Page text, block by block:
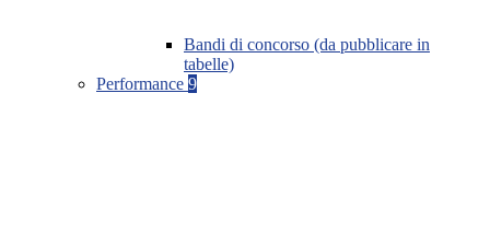
Bandi di concorso (da pubblicare in
tabelle)
Performance 9